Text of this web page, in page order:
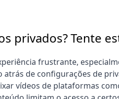
privados? Tente
frustrante,
de configurações de
vídeos de plataformas